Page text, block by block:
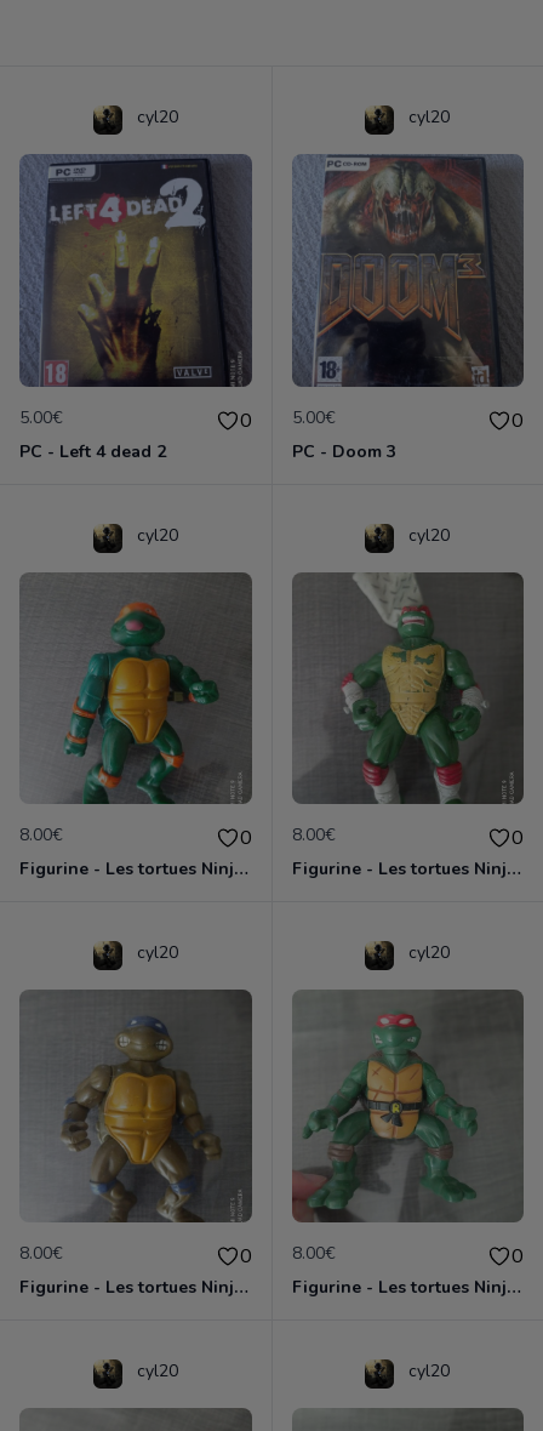
cyl20
5.00€ 0
PC - Left 4 dead 2
cyl20
5.00€ 0
PC - Doom 3
cyl20
8.00€ 0
Figurine - Les tortues Ninja - Michaelangelo
cyl20
8.00€ 0
Figurine - Les tortues Ninja - Raphael
cyl20
8.00€ 0
Figurine - Les tortues Ninja - Donatello
cyl20
8.00€ 0
Figurine - Les tortues Ninja - Raphael
cyl20 cyl20